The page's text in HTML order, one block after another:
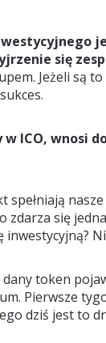
się
Jeżeli są
ICO, wnosi
spełniają
zdarza się
inwestycyjną?
token
Pierwsze
dziś jest to